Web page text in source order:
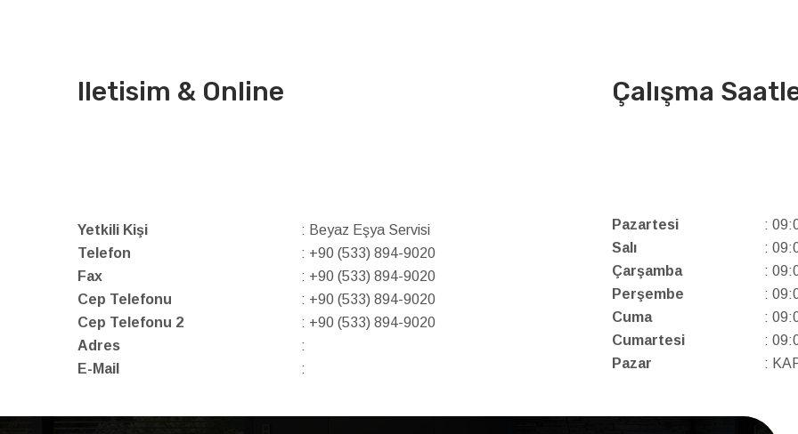
Iletisim & Online
Yetkili Kişi
: Beyaz Eşya Servisi
Telefon
: +90 (533) 894-9020
Fax
: +90 (533) 894-9020
Cep Telefonu
: +90 (533) 894-9020
Cep Telefonu 2
: +90 (533) 894-9020
Adres
:
E-Mail
:
Çalışma
Pazartesi
:
Salı
:
Çarşamba
:
Perşembe
:
Cuma
:
Cumartesi
:
Pazar
: